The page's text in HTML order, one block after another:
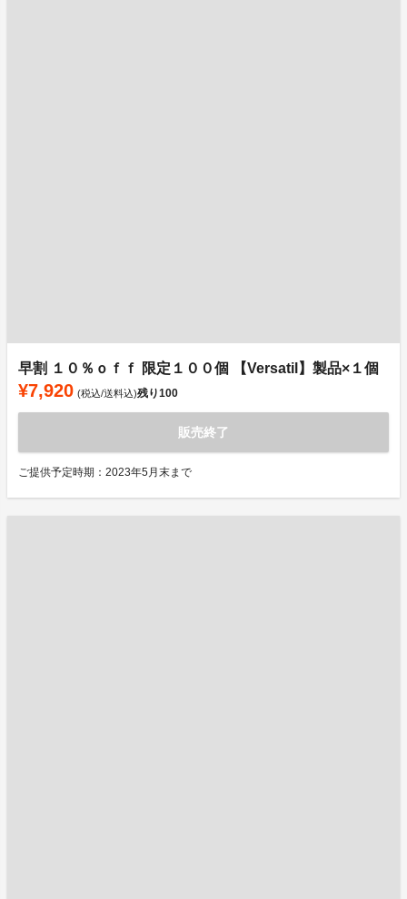
早割 １０％ｏｆｆ 限定１００個 【Versatil】製品×１個
¥7,920 (税込/送料込)残り100
販売終了
ご提供予定時期：2023年5月末まで